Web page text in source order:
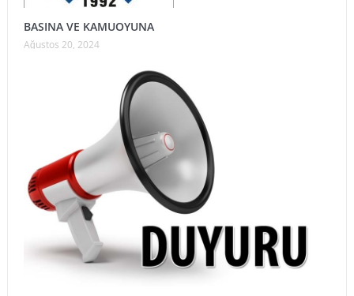
BASINA VE KAMUOYUNA
Ağustos 20, 2024